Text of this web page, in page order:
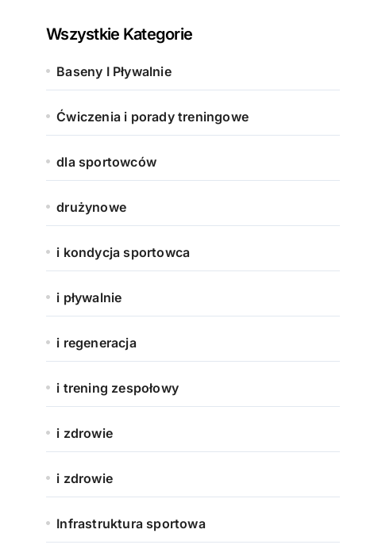
Wszystkie Kategorie
Baseny I Pływalnie
Ćwiczenia i porady treningowe
dla sportowców
drużynowe
i kondycja sportowca
i pływalnie
i regeneracja
i trening zespołowy
i zdrowie
i zdrowie
Infrastruktura sportowa